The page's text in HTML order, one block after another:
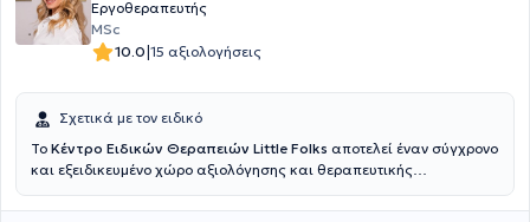
Εργοθεραπευτής
MSc
10.0|15 αξιολογήσεις
Σχετικά με τον ειδικό
Το Κέντρο Ειδικών Θεραπειών Little Folks αποτελεί έναν σύγχρονο
και εξειδικευμένο χώρο αξιολόγησης και θεραπευτικής
υποστήριξη της ανάπτυξής τους. Ιδιαίτερη έμφαση δίνεται στη στενή